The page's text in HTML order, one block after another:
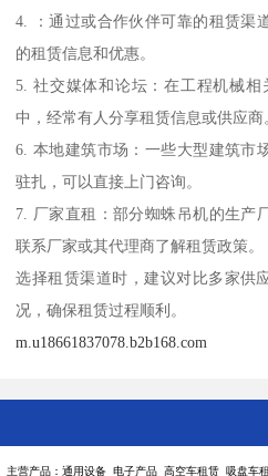
4. ：通过或合作伙伴可靠的租赁渠
的租赁信息和优惠。
5. 社交媒体和论坛：在工程机械
中，经常有人分享租赁信息或供应商
6. 本地建筑市场：一些大型建筑市
驻扎，可以直接上门咨询。
7. 厂家直租：部分蜘蛛吊机的生产
联系厂家或其代理商了解租赁政策。
选择租赁渠道时，建议对比多家供
况，确保租赁过程顺利。
m.u18661837078.b2b168.com
主营产品：通用设备 电子产品 高空车租赁 吸盘车